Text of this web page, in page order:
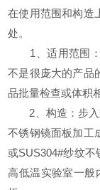
在使用范围和构造
处。
1、适用范围：
不是很庞大的产品
品批量检查或体积
2、构造：步入
不锈钢镜面板加工
或SUS304#纱纹
高低温实验室一般